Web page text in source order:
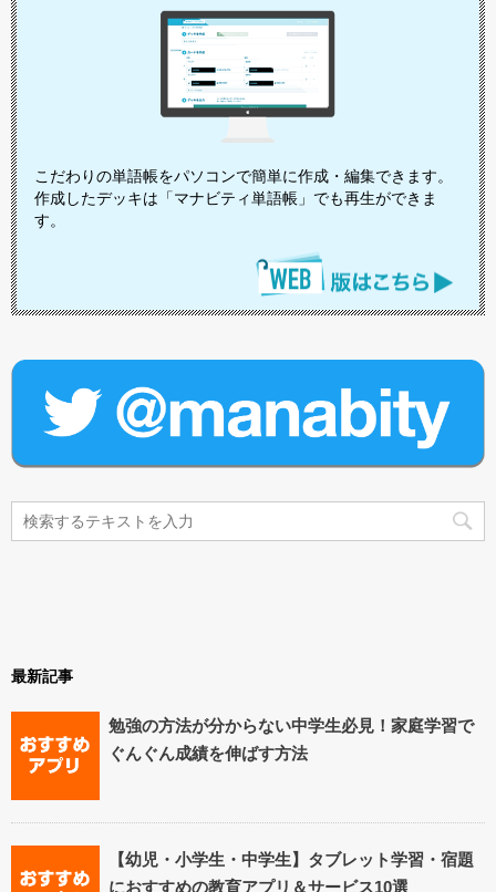
こだわりの単語帳をパソコンで簡単に作成・編集できます。
作成したデッキは「マナビティ単語帳」でも再生ができま
す。
最新記事
勉強の方法が分からない中学生必見！家庭学習で
ぐんぐん成績を伸ばす方法
【幼児・小学生・中学生】タブレット学習・宿題
におすすめの教育アプリ＆サービス10選